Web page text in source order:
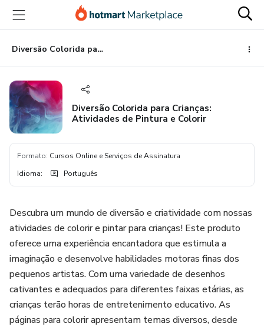
para
conteúdo
principal
para
pagamento
para
rodapé
Diversão Colorida para Crianças: Atividades de Pintura e Colorir
Diversão Colorida para Crianças:
Atividades de Pintura e Colorir
Formato: Cursos Online e Serviços de Assinatura
Idioma: Português
Descubra um mundo de diversão e criatividade com nossas
atividades de colorir e pintar para crianças! Este produto
oferece uma experiência encantadora que estimula a
imaginação e desenvolve habilidades motoras finas dos
pequenos artistas. Com uma variedade de desenhos
cativantes e adequados para diferentes faixas etárias, as
crianças terão horas de entretenimento educativo. As
páginas para colorir apresentam temas diversos, desde